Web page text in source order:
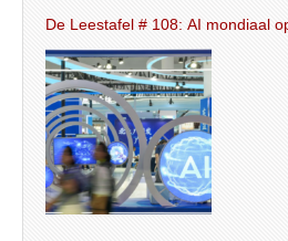
De Leestafel # 108: AI